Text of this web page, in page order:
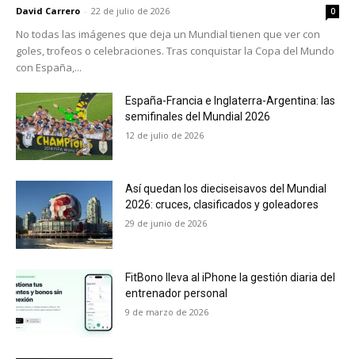
David Carrero - 22 de julio de 2026 0
No todas las imágenes que deja un Mundial tienen que ver con
goles, trofeos o celebraciones. Tras conquistar la Copa del Mundo
con España,...
España-Francia e Inglaterra-Argentina: las
semifinales del Mundial 2026
12 de julio de 2026
Así quedan los dieciseisavos del Mundial
2026: cruces, clasificados y goleadores
29 de junio de 2026
FitBono lleva al iPhone la gestión diaria del
entrenador personal
9 de marzo de 2026